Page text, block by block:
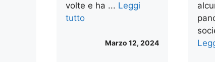
volte e ha ... Leggi
tutto
Marzo 12, 2024